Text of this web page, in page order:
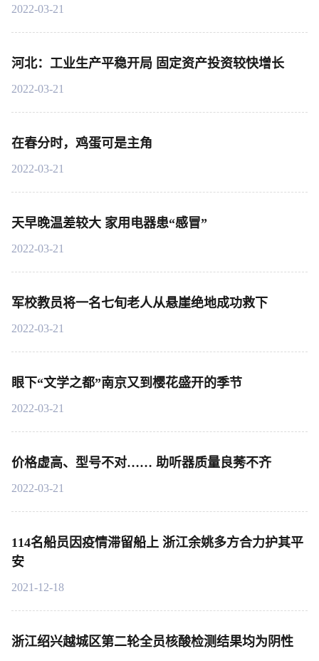
2022-03-21
河北：工业生产平稳开局 固定资产投资较快增长
2022-03-21
在春分时，鸡蛋可是主角
2022-03-21
天早晚温差较大 家用电器患“感冒”
2022-03-21
军校教员将一名七旬老人从悬崖绝地成功救下
2022-03-21
眼下“文学之都”南京又到樱花盛开的季节
2022-03-21
价格虚高、型号不对…… 助听器质量良莠不齐
2022-03-21
114名船员因疫情滞留船上 浙江余姚多方合力护其平
安
2021-12-18
浙江绍兴越城区第二轮全员核酸检测结果均为阴性